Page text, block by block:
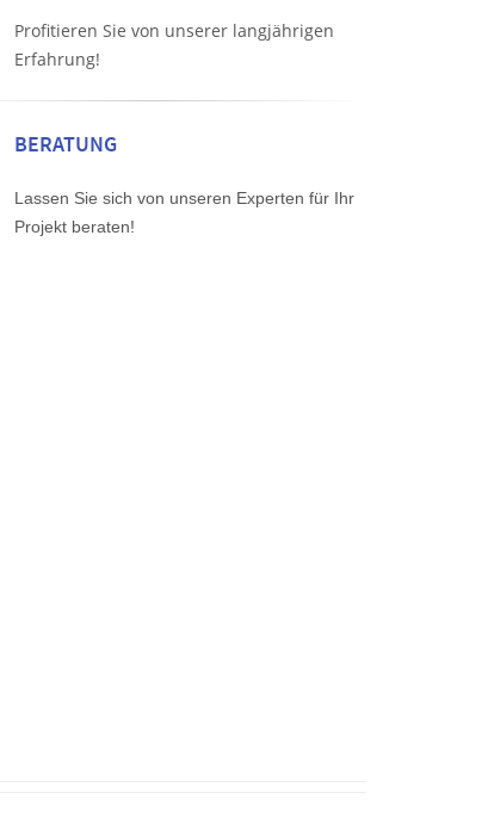
Profitieren Sie von unserer langjährigen
Erfahrung!
BERATUNG
Lassen Sie sich von unseren Experten für Ihr
Projekt beraten!